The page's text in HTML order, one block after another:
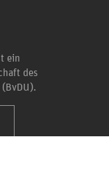
ein
des